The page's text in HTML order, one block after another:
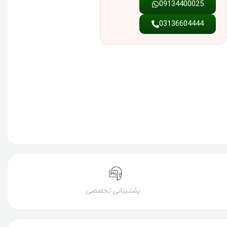
09134400025
03136604444
پشتیبانی تخصصی